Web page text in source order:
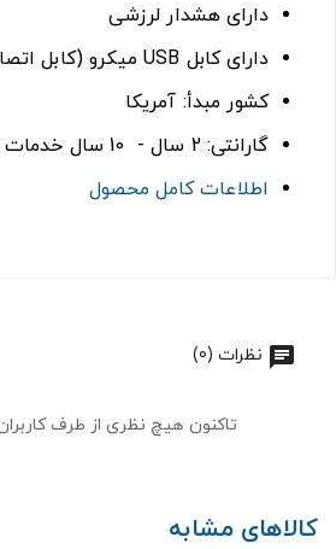
دارای هشدار لرزشی
دارای کابل USB میکرو (کابل اتصال اندروید)
کشور مبدأ: آمریکا
گارانتی: 2 سال - 10 سال خدمات
اطلاعات کامل محصول
نظرات (0)
تاکنون هیچ نظری از طرف
کالاهای مشابه